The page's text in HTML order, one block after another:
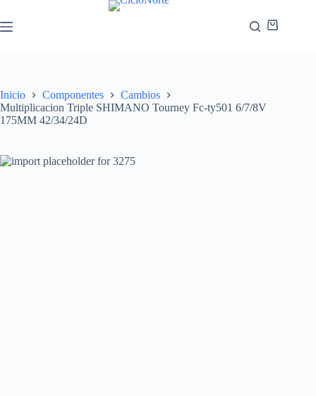
Inicio Componentes
Cambios
Multiplicacion Triple SHIMANO Tourney Fc-ty501 6/7/8V
175MM 42/34/24D